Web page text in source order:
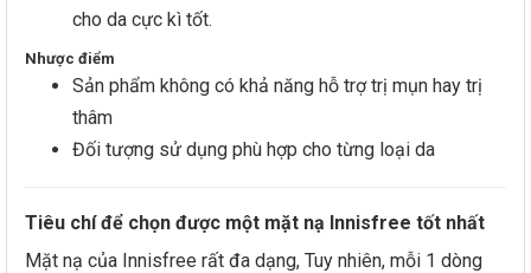
cho da cực kì tốt.
Nhược điểm
Sản phẩm không có khả năng hỗ trợ trị mụn hay trị
thâm
Đối tượng sử dụng phù hợp cho từng loại da
Tiêu chí để chọn được một mặt nạ Innisfree tốt nhất
Mặt nạ của Innisfree rất đa dạng, Tuy nhiên, mỗi 1 dòng